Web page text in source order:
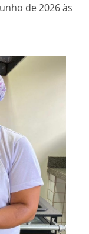
de 2026 às